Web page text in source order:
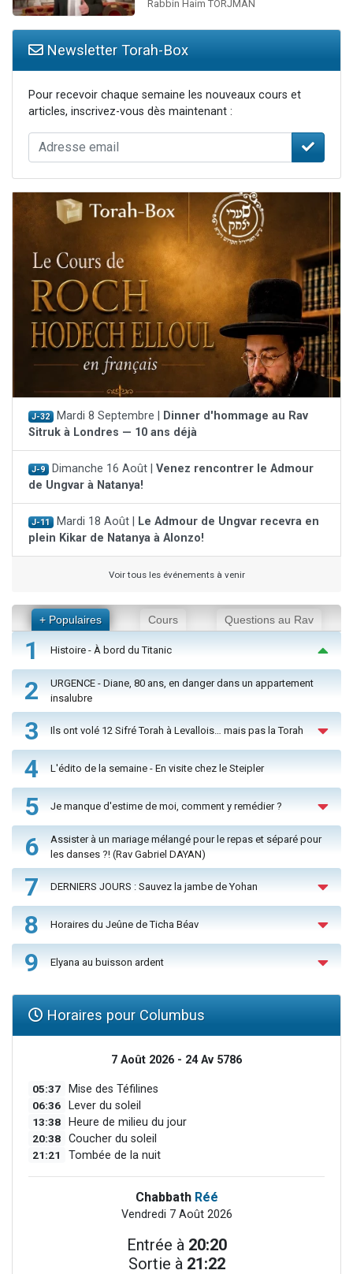
Rabbin Haim TORJMAN
Newsletter Torah-Box
Pour recevoir chaque semaine les nouveaux cours et
articles, inscrivez-vous dès maintenant :
J-32 Mardi 8 Septembre |
Dinner d'hommage au Rav
Sitruk à Londres — 10 ans déjà
J-9 Dimanche 16 Août | Venez rencontrer le Admour
de Ungvar à Natanya!
J-11 Mardi 18 Août |
Le Admour de Ungvar recevra en
plein Kikar de Natanya à Alonzo!
Voir tous les événements à venir
+ Populaires Cours Questions au Rav
1 Histoire - À bord du Titanic
2
URGENCE - Diane, 80 ans, en danger dans un appartement
insalubre
3 Ils ont volé 12 Sifré Torah à Levallois… mais pas la Torah
4 L'édito de la semaine - En visite chez le Steipler
5 Je manque d'estime de moi, comment y remédier ?
6
Assister à un mariage mélangé pour le repas et séparé pour
les danses ?! (Rav Gabriel DAYAN)
7 DERNIERS JOURS : Sauvez la jambe de Yohan
8 Horaires du Jeûne de Ticha Béav
9 Elyana au buisson ardent
Horaires pour Columbus
7 Août 2026 - 24 Av 5786
05:37 Mise des Téfilines
06:36 Lever du soleil
13:38 Heure de milieu du jour
20:38 Coucher du soleil
21:21 Tombée de la nuit
Chabbath Réé
Vendredi 7 Août 2026
Entrée à 20:20
Sortie à 21:22